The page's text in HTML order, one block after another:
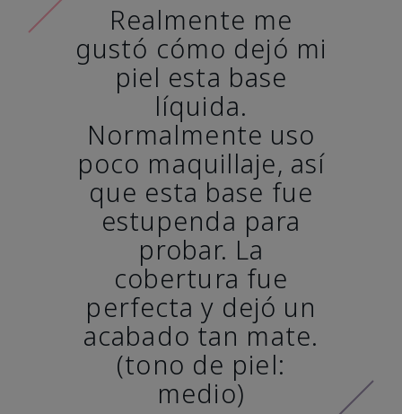
Realmente me
gustó cómo dejó mi
piel esta base
líquida.
Normalmente uso
poco maquillaje, así
que esta base fue
estupenda para
probar. La
cobertura fue
perfecta y dejó un
acabado tan mate.
(tono de piel:
medio)